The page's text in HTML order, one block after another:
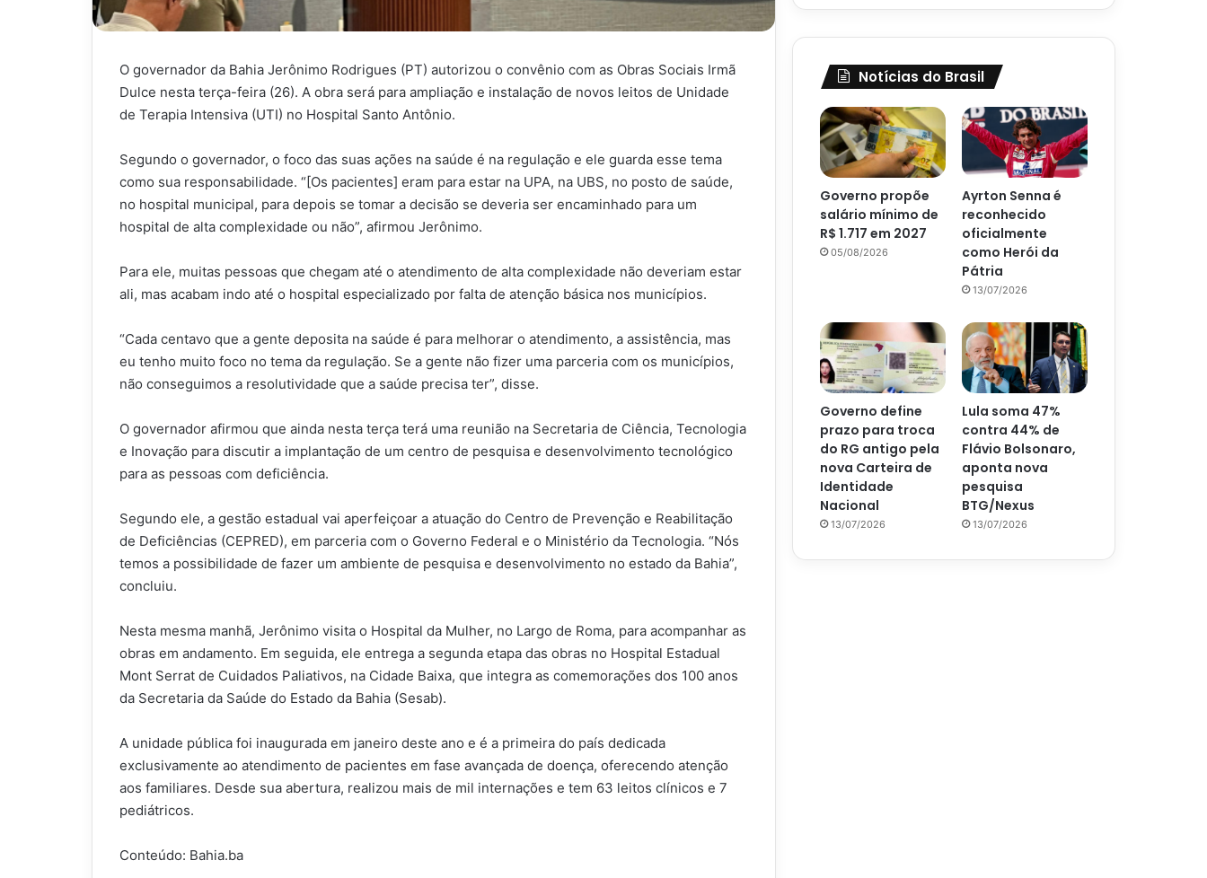
O governador da Bahia Jerônimo Rodrigues (PT) autorizou o convênio com as Obras Sociais Irmã
Dulce nesta terça-feira (26). A obra será para ampliação e instalação de novos leitos de Unidade
de Terapia Intensiva (UTI) no Hospital Santo Antônio.
Segundo o governador, o foco das suas ações na saúde é na regulação e ele guarda esse tema
como sua responsabilidade. “[Os pacientes] eram para estar na UPA, na UBS, no posto de saúde,
no hospital municipal, para depois se tomar a decisão se deveria ser encaminhado para um
hospital de alta complexidade ou não”, afirmou Jerônimo.
Para ele, muitas pessoas que chegam até o atendimento de alta complexidade não deveriam estar
ali, mas acabam indo até o hospital especializado por falta de atenção básica nos municípios.
“Cada centavo que a gente deposita na saúde é para melhorar o atendimento, a assistência, mas
eu tenho muito foco no tema da regulação. Se a gente não fizer uma parceria com os municípios,
não conseguimos a resolutividade que a saúde precisa ter”, disse.
O governador afirmou que ainda nesta terça terá uma reunião na Secretaria de Ciência, Tecnologia
e Inovação para discutir a implantação de um centro de pesquisa e desenvolvimento tecnológico
para as pessoas com deficiência.
Segundo ele, a gestão estadual vai aperfeiçoar a atuação do Centro de Prevenção e Reabilitação
de Deficiências (CEPRED), em parceria com o Governo Federal e o Ministério da Tecnologia. “Nós
temos a possibilidade de fazer um ambiente de pesquisa e desenvolvimento no estado da Bahia”,
concluiu.
Nesta mesma manhã, Jerônimo visita o Hospital da Mulher, no Largo de Roma, para acompanhar as
obras em andamento. Em seguida, ele entrega a segunda etapa das obras no Hospital Estadual
Mont Serrat de Cuidados Paliativos, na Cidade Baixa, que integra as comemorações dos 100 anos
da Secretaria da Saúde do Estado da Bahia (Sesab).
A unidade pública foi inaugurada em janeiro deste ano e é a primeira do país dedicada
exclusivamente ao atendimento de pacientes em fase avançada de doença, oferecendo atenção
aos familiares. Desde sua abertura, realizou mais de mil internações e tem 63 leitos clínicos e 7
pediátricos.
Conteúdo: Bahia.ba
Notícias do Brasil
Governo propõe
salário mínimo de
R$ 1.717 em 2027
05/08/2026
Ayrton Senna é
reconhecido
oficialmente
como Herói da
Pátria
13/07/2026
Governo define
prazo para troca
do RG antigo pela
nova Carteira de
Identidade
Nacional
13/07/2026
Lula soma 47%
contra 44% de
Flávio Bolsonaro,
aponta nova
pesquisa
BTG/Nexus
13/07/2026